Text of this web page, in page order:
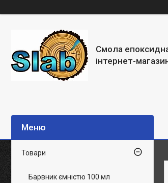
Смола
інтернет-
Товари
Барвник ємністю 100 мл